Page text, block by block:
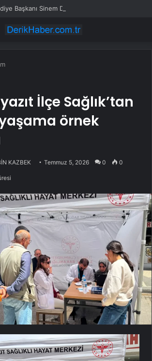
İlçe Sağlık’tan
yaşama örnek
KAZBEK Temmuz 5, 2026 0 0